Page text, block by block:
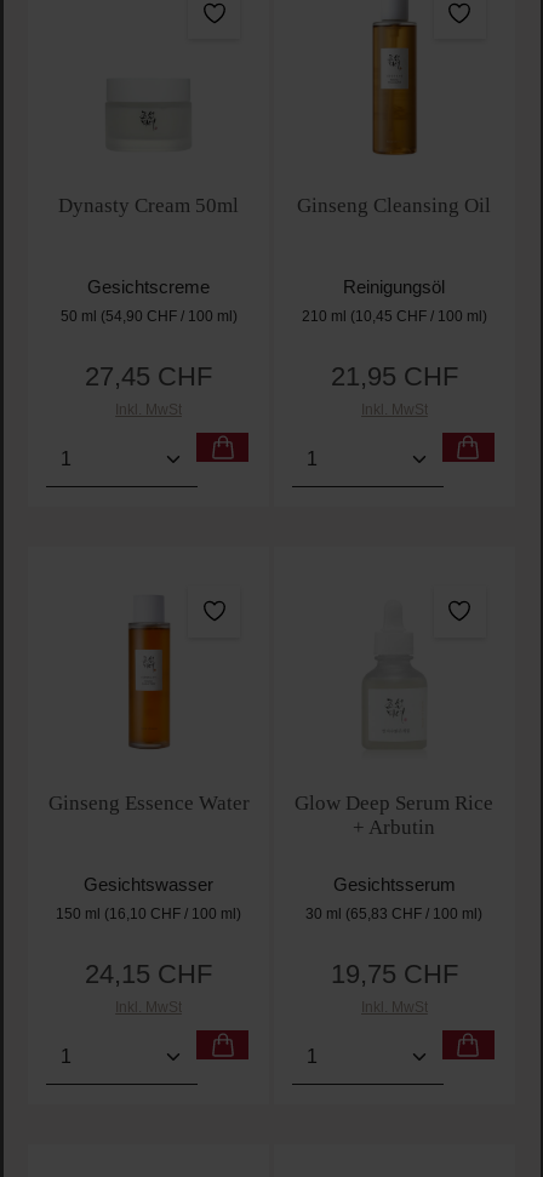
Dynasty Cream 50ml
Gesichtscreme
50 ml (54,90 CHF / 100 ml)
Regulärer Preis:
27,45 CHF
Inkl. MwSt
Produkt Anzahl: Gib den gewünschten Wert ein
Ginseng Cleansing Oil
Reinigungsöl
210 ml (10,45 CHF / 100 ml)
Regulärer Preis:
21,95 CHF
Inkl. MwSt
Produkt Anzahl: Gib
Ginseng Essence Water
Gesichtswasser
150 ml (16,10 CHF / 100 ml)
Regulärer Preis:
24,15 CHF
Inkl. MwSt
Produkt Anzahl: Gib den gewünschten Wert ein
Glow Deep Serum Rice
+ Arbutin
Gesichtsserum
30 ml (65,83 CHF / 100 ml)
Regulärer Preis:
19,75 CHF
Inkl. MwSt
Produkt Anzahl: Gib